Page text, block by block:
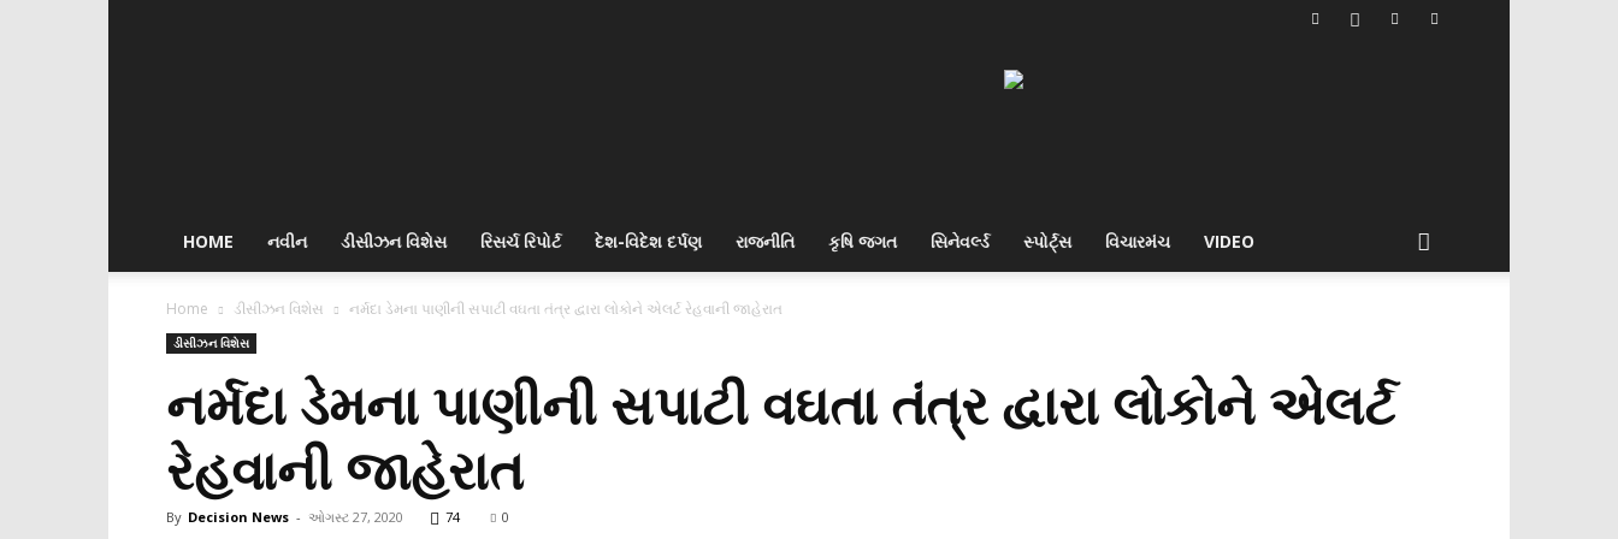
HOME નવીન ડીસીઝન વિશેસ રિસર્ચ રિપોર્ટ દેશ-વિદેશ દર્પણ રાજનીતિ કૃષિ જગત સિનેવર્લ્ડ સ્પોર્ટ્સ વિચારમંચ VIDEO
Home ડીસીઝન વિશેસ નર્મદા ડેમના પાણીની સપાટી વઘતા તંત્ર દ્વારા લોકોને એલર્ટ રેહવાની જાહેરાત
ડીસીઝન વિશેસ
નર્મદા ડેમના પાણીની સપાટી વઘતા તંત્ર દ્વારા લોકોને એલર્ટ
રેહવાની જાહેરાત
By Decision News - ઓગસ્ટ 27, 2020 74 0